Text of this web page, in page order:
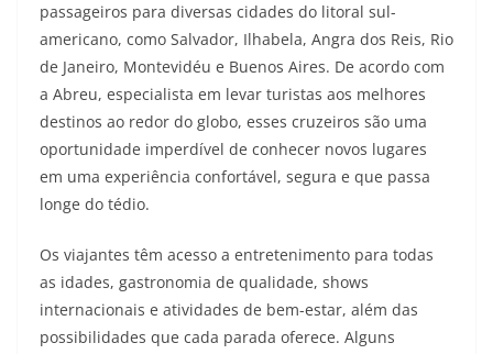
passageiros para diversas cidades do litoral sul-
americano, como Salvador, Ilhabela, Angra dos Reis, Rio
de Janeiro, Montevidéu e Buenos Aires. De acordo com
a Abreu, especialista em levar turistas aos melhores
destinos ao redor do globo, esses cruzeiros são uma
oportunidade imperdível de conhecer novos lugares
em uma experiência confortável, segura e que passa
longe do tédio.
Os viajantes têm acesso a entretenimento para todas
as idades, gastronomia de qualidade, shows
internacionais e atividades de bem-estar, além das
possibilidades que cada parada oferece. Alguns